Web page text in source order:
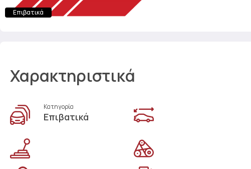
Επιβατικά
Χαρακτηριστικά
Κατηγορία
Επιβατικά